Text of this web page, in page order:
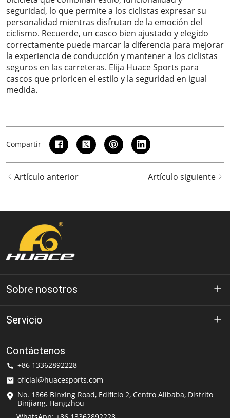
seguridad, lo que permite a los ciclistas expresar su
personalidad mientras disfrutan de la emoción del
ciclismo. Recuerde, un casco bien ajustado y elegido
correctamente puede marcar la diferencia para mejorar
la experiencia de conducción y mantener a los ciclistas
seguros en las carreteras. Elija Huace Sports para
cascos que prioricen el estilo y la seguridad en igual
medida.
Compartir
Artículo anterior Artículo siguiente
Sobre nosotros
Acerca de Huace
Solución
Servicio
política de privacidad
Condiciones de uso
Servicio de envío
preguntas frecuentes
Contáctenos
+86 13362892228
oficial@huacesports.com
No. 1866 Binxing Road, Edificio 2, Centro Alibaba, Distrito
Binjiang, Hangzhou